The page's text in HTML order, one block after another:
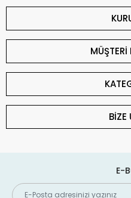
MÜŞTERİ
BİZE
E-